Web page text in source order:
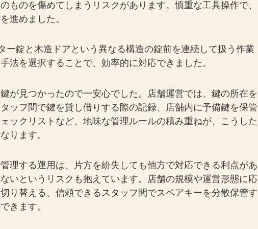
ものを傷めてしまうリスクがあります。慎重な工具操作で、
進めました。
ー錠と木造ドアという異なる構造の錠前を連続して扱う作業
法を選択することで、効率的に対応できました。
が見つかったので一安心でした。店舗運営では、鍵の所在を
ッフ間で鍵を貸し借りする際の記録、店舗内に予備鍵を保管
ックリストなど、地味な管理ルールの積み重ねが、こうした
ります。
理する運用は、片方を紛失しても他方で対応できる利点があ
いというリスクも抱えています。店舗の規模や運営形態に応
り替える、信頼できるスタッフ間でスペアキーを分散保管す
きます。